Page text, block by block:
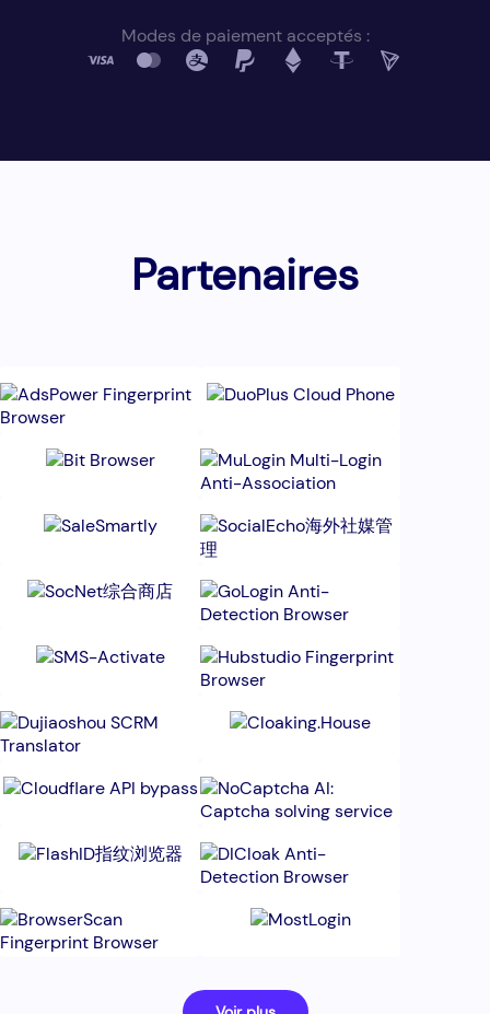
Modes de paiement acceptés :
Partenaires